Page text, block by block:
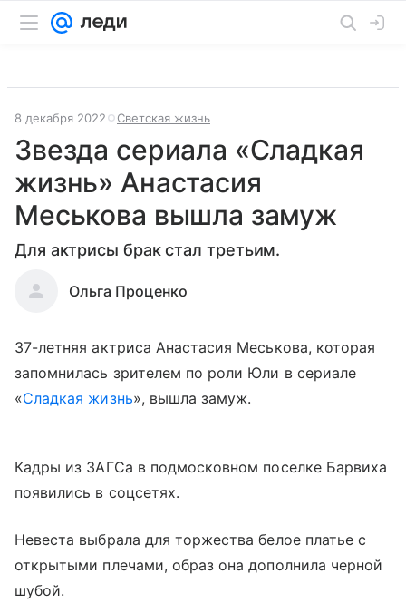
8 декабря 2022 Светская жизнь
Звезда сериала «Сладкая
жизнь» Анастасия
Меськова вышла замуж
Для актрисы брак стал третьим.
Ольга Проценко
37-летняя актриса Анастасия Меськова, которая
запомнилась зрителем по роли Юли в сериале
«Сладкая жизнь», вышла замуж.
Кадры из ЗАГСа в подмосковном поселке Барвиха
появились в соцсетях.
Невеста выбрала для торжества белое платье с
открытыми плечами, образ она дополнила черной
шубой.